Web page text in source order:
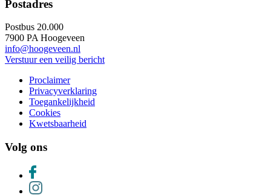
Postadres
Postbus 20.000
7900 PA Hoogeveen
info@hoogeveen.nl
Verstuur een veilig bericht
Proclaimer
Privacyverklaring
Toegankelijkheid
Cookies
Kwetsbaarheid
Volg ons